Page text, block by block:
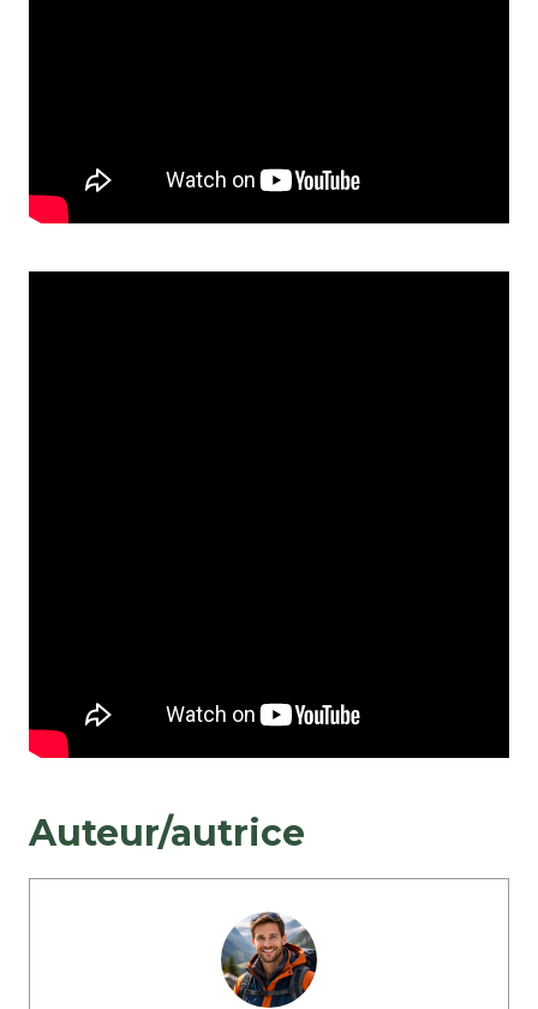
Auteur/autrice